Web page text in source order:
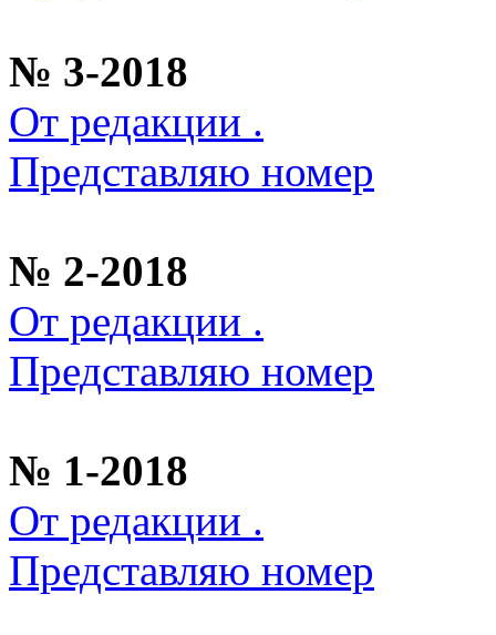
№ 3-2018
От редакции .
Представляю номер
№ 2-2018
От редакции .
Представляю номер
№ 1-2018
От редакции .
Представляю номер